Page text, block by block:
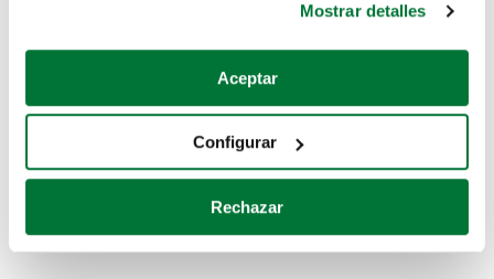
Si lo permite, también quisiéramos:
Recopilar información sobre su ubicación geográfica
Identificar su dispositivo analizándolo activamente
para buscar características específicas (huellas
Obtenga más información sobre cómo se procesan sus
Mostrar detalles
Aceptar
Configurar
Rechazar
Coches de segunda mano
Coches de km0